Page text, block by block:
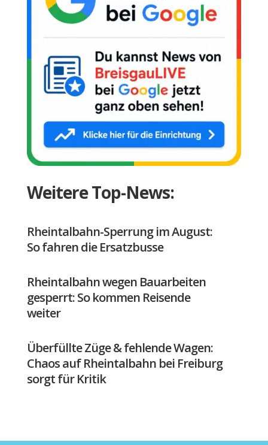
Weitere Top-News:
Rheintalbahn-Sperrung im August:
So fahren die Ersatzbusse
Rheintalbahn wegen Bauarbeiten
gesperrt: So kommen Reisende
weiter
Überfüllte Züge & fehlende Wagen:
Chaos auf Rheintalbahn bei Freiburg
sorgt für Kritik